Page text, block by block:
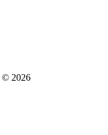
© 2026